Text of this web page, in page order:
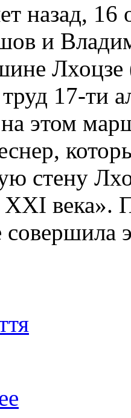
назад, 16
и
17-ти
этом
стену
века».